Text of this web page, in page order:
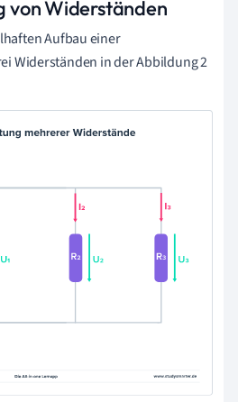
von Widerständen
Aufbau einer
Widerständen in der Abbildung 2